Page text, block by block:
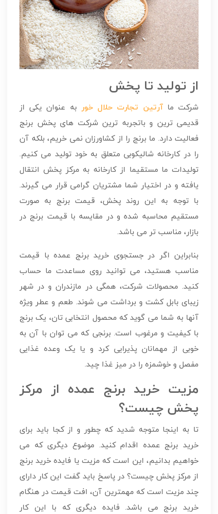
از تولید تا پخش
شرکت ماآرتین تجارت حلال خور به عنوان یکی از
قدیمی ترین و باتجربه ترین شرکت های پخش برنج
فعالیت دارد. ما برنج را از کشاورزان نمی خریم، بلکه آن
را در کارخانه شالیکوبی متعلق به خود تولید می کنیم.
تولیدات ما مستقیما از کارخانه به مرکز پخش انتقال
یافته و در اختیار شما مشتریان گرامی قرار می گیرند.
با توجه به این روند پخش، قیمت برنج به صورت
مستقیم محاسبه شده و در مقایسه با قیمت برنج در
بازار، مناسب تر می باشد.
بنابراین اگر در جستجوی خرید برنج عمده با قیمت
مناسب هستید، می توانید روی مساعدت ما حساب
کنید. محصولات شرکت، همگی در مازندران و در شهر
زیبای بابل کشت و برداشت می شوند. طعم و عطر ویژه
آنها به شما می گوید که محصول انتخابی تان، یک برنج
با کیفیت و مرغوب است. برنجی که می توان با آن به
خوبی از مهمانان پذیرایی کرد و یا یک وعده غذایی
مفصل و خوشمزه را در میز غذا چید.
مزیت خرید برنج عمده از مرکز
پخش چیست؟
تا به اینجا متوجه شدید که چطور و از کجا باید برای
خرید برنج عمده اقدام کنید. موضوع دیگری که می
خواهیم بدانیم، این است که مزیت یا فایده خرید برنج
از مرکز پخش چیست؟ در پاسخ باید گفت این کار دارای
چند مزیت است که مهمترین آن، افت قیمت در هنگام
خرید برنج می باشد. فایده دیگری که با این کار